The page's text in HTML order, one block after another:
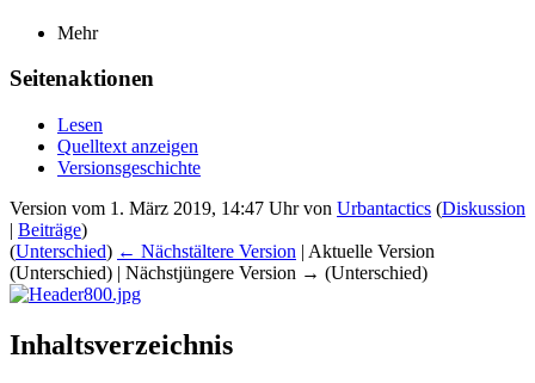
Mehr
Seitenaktionen
Lesen
Quelltext anzeigen
Versionsgeschichte
Version vom 1. März 2019, 14:47 Uhr von Urbantactics (Diskussion
| Beiträge)
(Unterschied) ← Nächstältere Version | Aktuelle Version
(Unterschied) | Nächstjüngere Version → (Unterschied)
Inhaltsverzeichnis